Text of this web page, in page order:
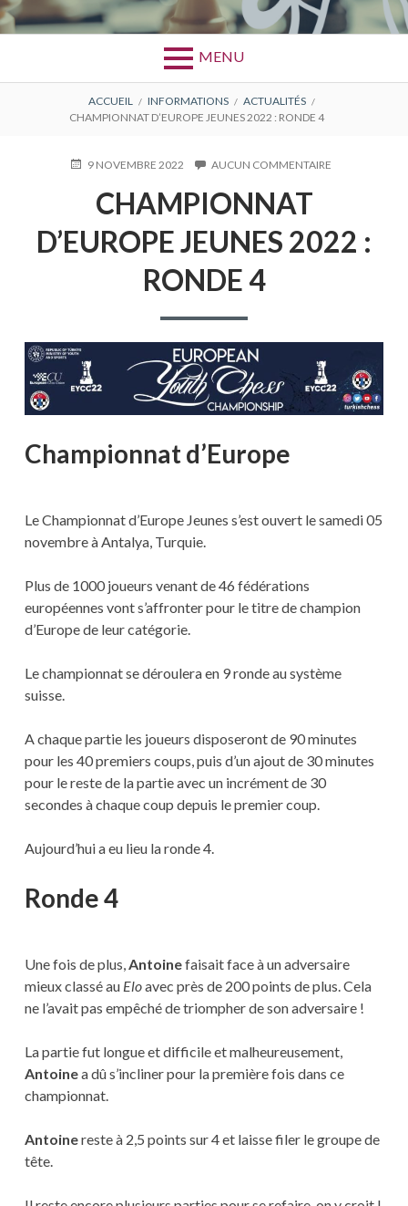
MENU
ACCUEIL INFORMATIONS
ACTUALITÉS
CHAMPIONNAT D’EUROPE JEUNES 2022 : RONDE 4
PUBLIÉ9 NOVEMBRE 2022 AUCUN COMMENTAIRE
2022
:
CHAMPIONNAT
D’EUROPE JEUNES 2022 :
RONDE 4
Championnat d’Europe
Le Championnat d’Europe Jeunes s’est ouvert le samedi 05
novembre à Antalya, Turquie.
Plus de 1000 joueurs venant de 46 fédérations
européennes vont s’affronter pour le titre de champion
d’Europe de leur catégorie.
Le championnat se déroulera en 9 ronde au système
suisse.
A chaque partie les joueurs disposeront de 90 minutes
pour les 40 premiers coups, puis d’un ajout de 30 minutes
pour le reste de la partie avec un incrément de 30
secondes à chaque coup depuis le premier coup.
Aujourd’hui a eu lieu la ronde 4.
Ronde 4
Une fois de plus, Antoinefaisait face à un adversaire
mieux classé au Eloavec près de 200 points de plus. Cela
ne l’avait pas empêché de triompher de son adversaire !
La partie fut longue et difficile et malheureusement,
Antoinea dû s’incliner pour la première fois dans ce
championnat.
Antoinereste à 2,5 points sur 4 et laisse filer le groupe de
tête.